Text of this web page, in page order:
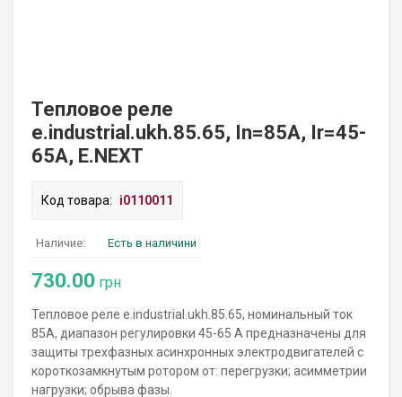
Тепловое реле
e.industrial.ukh.85.65, In=85А, Ir=45-
65А, E.NEXT
Код товара: i0110011
Наличие: Есть в наличини
730.00 грн
Тепловое реле e.industrial.ukh.85.65, номинальный ток
85А, диапазон регулировки 45-65 А предназначены для
защиты трехфазных асинхронных электродвигателей с
короткозамкнутым ротором от: перегрузки; асимметрии
нагрузки; обрыва фазы.